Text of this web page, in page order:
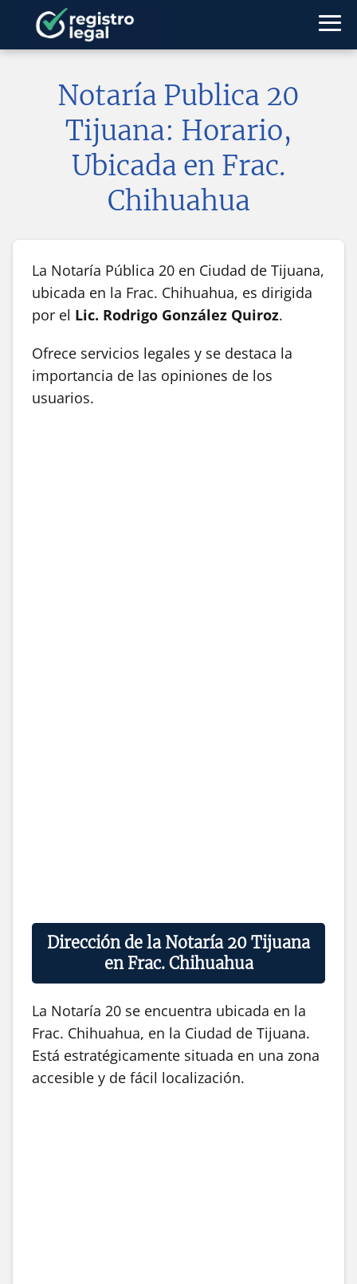
Notaría Publica 20
Tijuana: Horario,
Ubicada en Frac.
Chihuahua
La Notaría Pública 20 en Ciudad de Tijuana,
ubicada en la Frac. Chihuahua, es dirigida
por el Lic. Rodrigo González Quiroz.
Ofrece servicios legales y se destaca la
importancia de las opiniones de los
usuarios.
Dirección de la Notaría 20 Tijuana
en Frac. Chihuahua
La Notaría 20 se encuentra ubicada en la
Frac. Chihuahua, en la Ciudad de Tijuana.
Está estratégicamente situada en una zona
accesible y de fácil localización.